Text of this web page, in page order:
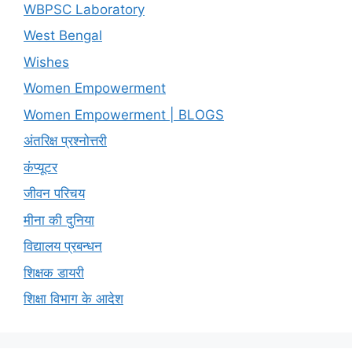
WBPSC Laboratory
West Bengal
Wishes
Women Empowerment
Women Empowerment | BLOGS
अंतरिक्ष प्रश्नोत्तरी
कंप्यूटर
जीवन परिचय
मीना की दुनिया
विद्यालय प्रबन्धन
शिक्षक डायरी
शिक्षा विभाग के आदेश